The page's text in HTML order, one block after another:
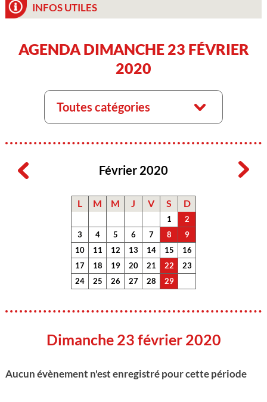
INFOS UTILES
AGENDA DIMANCHE 23 FÉVRIER
2020
Toutes catégories
Février 2020
L M M J V S D
1
2
3
4 5 6 7 8
9
10
11 12 13 14 15
16
17
18 19 20 21 22
23
24
25 26 27 28 29
Dimanche 23 février 2020
Aucun évènement n'est enregistré pour cette période